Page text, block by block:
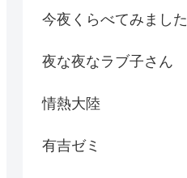
今夜くらべてみました
夜な夜なラブ子さん
情熱大陸
有吉ゼミ